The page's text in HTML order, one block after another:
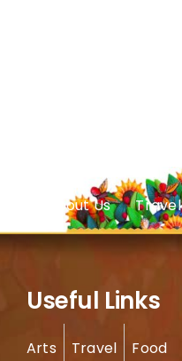
About Us Travel
Useful Links
Arts Travel Food